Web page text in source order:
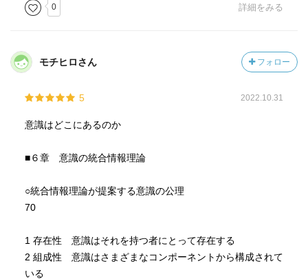
もちろん、「この方法がクオリアを説明したことになるの
るだろう。
わたしのような無学の一般人でさえ、いくらでも疑義を挟
しかし、たとえ間違った理論だったとしても、とにかくや
り出そうとする、その態度には敬服するしかない。
----------
0 詳細をみる
モチヒロさん フォロー
5 2022.10.31
意識はどこにあるのか
■６章 意識の統合情報理論
○統合情報理論が提案する意識の公理
70
1 存在性 意識はそれを持つ者にとって存在する
2 組成性 意識はさまざまなコンポーネントから構成されて
いる